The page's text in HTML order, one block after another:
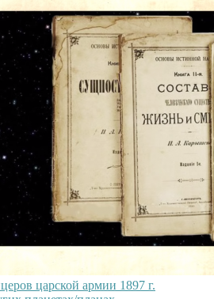
царской армии 1897 г.